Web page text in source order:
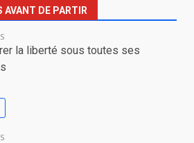
AVANT DE PARTIR
la liberté sous toutes ses